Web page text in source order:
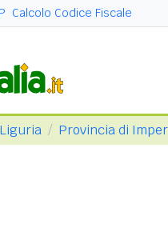
Calcolo Codice Fiscale
Liguria Provincia di